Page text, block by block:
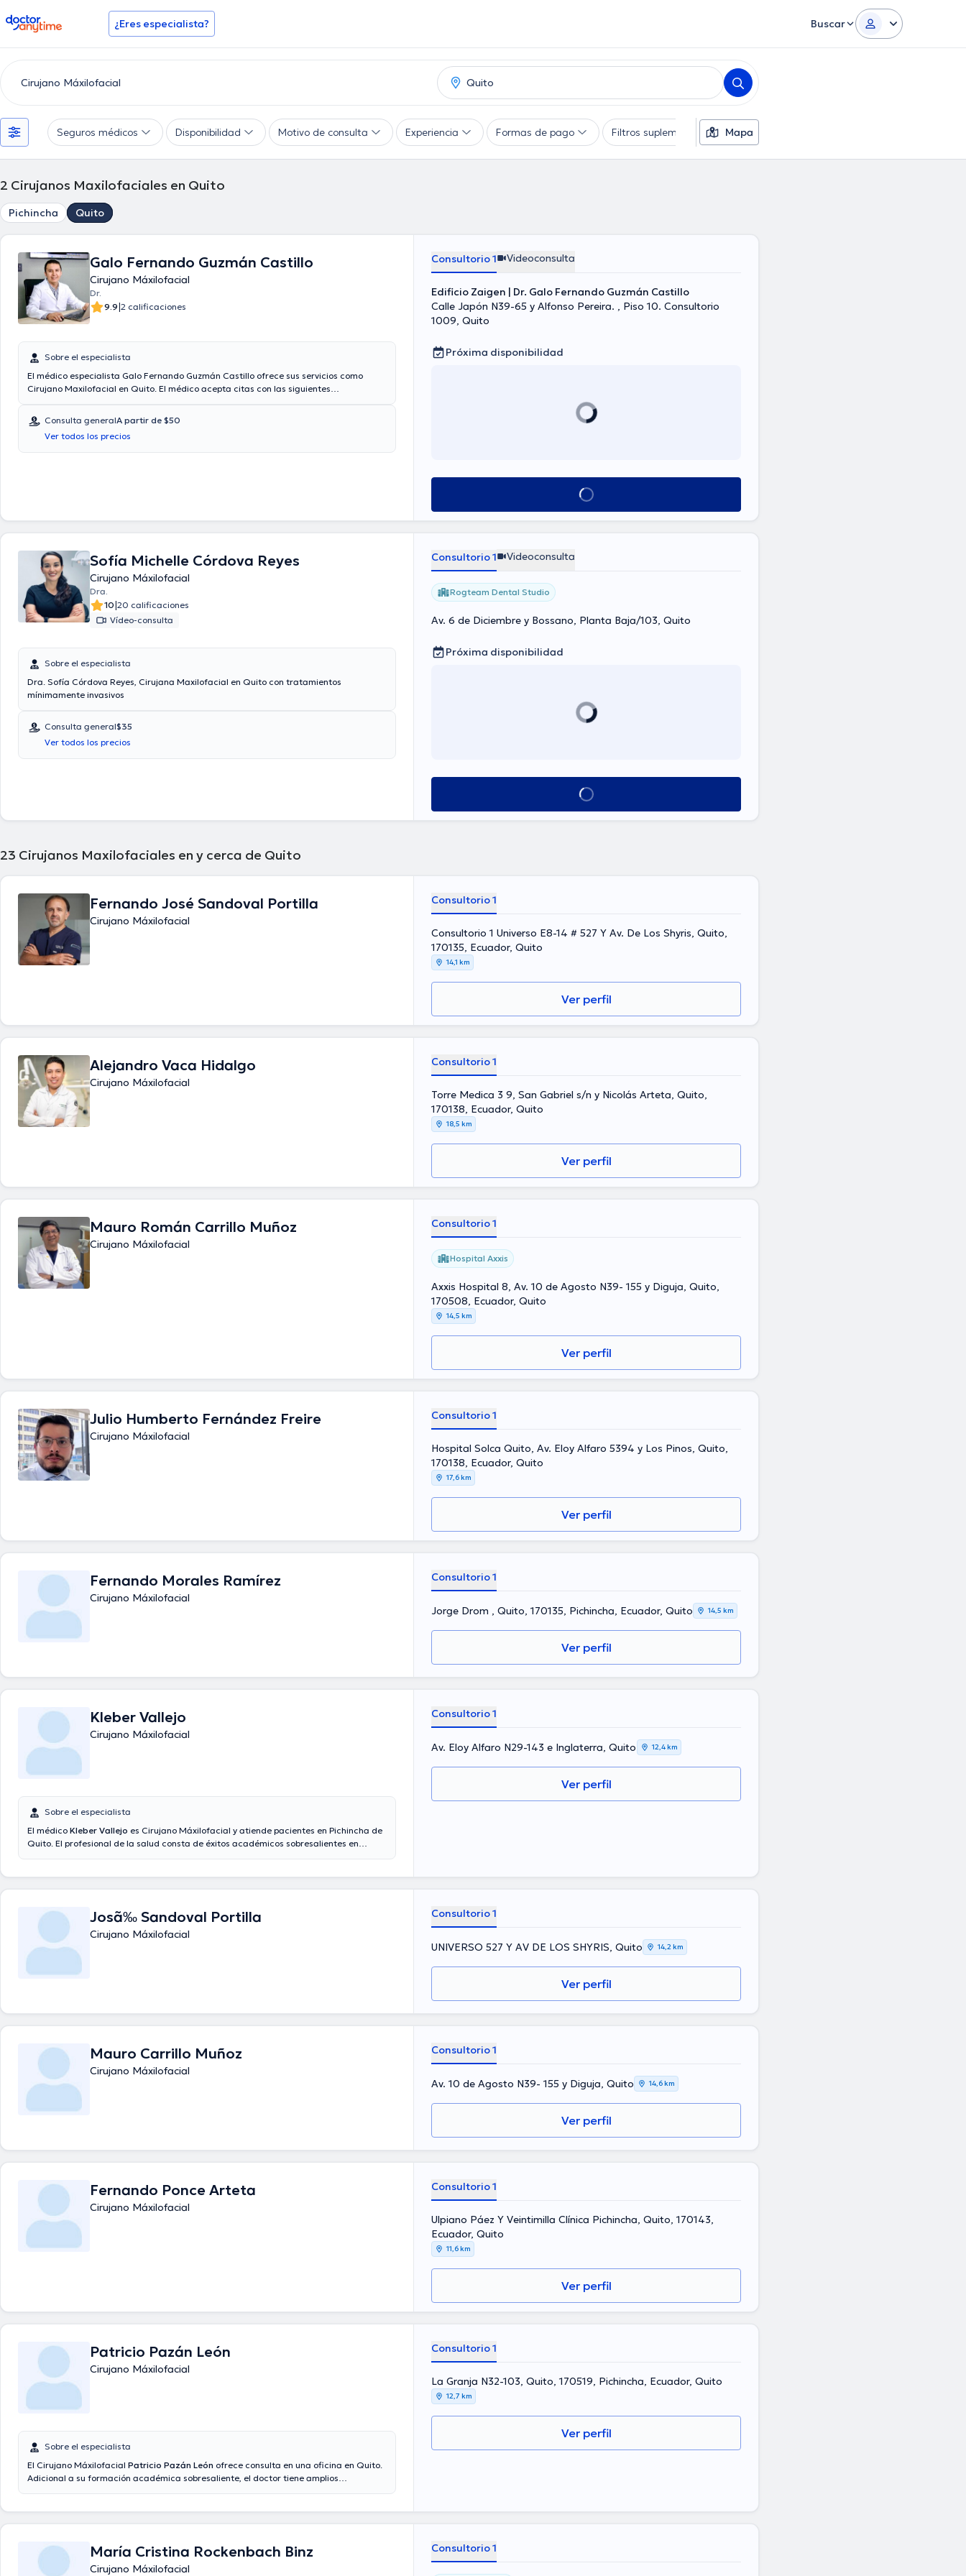
doctoranytime ¿Eres especialista? Buscar
Seguros médicos Disponibilidad Motivo de consulta Experiencia Formas de pago Filtros suplementarios Mapa
2 Cirujanos Maxilofaciales en Quito
Pichincha Quito
Galo Fernando Guzmán Castillo
Cirujano Máxilofacial
Dr.
9.9|2 calificaciones
Sobre el especialista
El médico especialista Galo Fernando Guzmán Castillo ofrece sus servicios como
Cirujano Maxilofacial en Quito. El médico acepta citas con las siguientes
Guzmán Castillo es de a partir de $50. Algunos de los servicios médicos ofrecidos en
el consultorio son: Extracción de las muelas del juicio, Aplicación de toxína botulinica,
Cirugía de prognatismo maxilar inferior, Implantes dentales.
Consulta generalA partir de $50
Ver todos los precios
Consultorio 1 Videoconsulta
Edificio Zaigen | Dr. Galo Fernando Guzmán Castillo
Calle Japón N39-65 y Alfonso Pereira. , Piso 10. Consultorio
1009, Quito
Próxima disponibilidad
Ver más horarios
Sofía Michelle Córdova Reyes
Cirujano Máxilofacial
Dra.
10|20 calificaciones
Vídeo-consulta
Sobre el especialista
Dra. Sofía Córdova Reyes, Cirujana Maxilofacial en Quito con tratamientos
mínimamente invasivos
Consulta general$35
Ver todos los precios
Consultorio 1 Videoconsulta
Rogteam Dental Studio
Av. 6 de Diciembre y Bossano, Planta Baja/103, Quito
Próxima disponibilidad
Ver más horarios
23 Cirujanos Maxilofaciales en y cerca de Quito
Fernando José Sandoval Portilla
Cirujano Máxilofacial
Consultorio 1
Consultorio 1 Universo E8-14 # 527 Y Av. De Los Shyris, Quito,
170135, Ecuador, Quito
14,1 km
Ver perfil
Alejandro Vaca Hidalgo
Cirujano Máxilofacial
Consultorio 1
Torre Medica 3 9, San Gabriel s/n y Nicolás Arteta, Quito,
170138, Ecuador, Quito
18,5 km
Ver perfil
Mauro Román Carrillo Muñoz
Cirujano Máxilofacial
Consultorio 1
Hospital Axxis
Axxis Hospital 8, Av. 10 de Agosto N39- 155 y Diguja, Quito,
170508, Ecuador, Quito
14,5 km
Ver perfil
Julio Humberto Fernández Freire
Cirujano Máxilofacial
Consultorio 1
Hospital Solca Quito, Av. Eloy Alfaro 5394 y Los Pinos, Quito,
170138, Ecuador, Quito
17,6 km
Ver perfil
Fernando Morales Ramírez
Cirujano Máxilofacial
Consultorio 1
Jorge Drom , Quito, 170135, Pichincha, Ecuador, Quito 14,5 km
Ver perfil
Kleber Vallejo
Cirujano Máxilofacial
Sobre el especialista
El médico Kleber Vallejo es Cirujano Máxilofacial y atiende pacientes en Pichincha de
Quito. El profesional de la salud consta de éxitos académicos sobresalientes en
tener una formación continua en su ámbito de especialización y ha anunciado
diferentes comunicados.
Consultorio 1
Av. Eloy Alfaro N29-143 e Inglaterra, Quito 12,4 km
Ver perfil
Josã‰ Sandoval Portilla
Cirujano Máxilofacial
Consultorio 1
UNIVERSO 527 Y AV DE LOS SHYRIS, Quito 14,2 km
Ver perfil
Mauro Carrillo Muñoz
Cirujano Máxilofacial
Consultorio 1
Av. 10 de Agosto N39- 155 y Diguja, Quito 14,6 km
Ver perfil
Fernando Ponce Arteta
Cirujano Máxilofacial
Consultorio 1
Ulpiano Páez Y Veintimilla Clínica Pichincha, Quito, 170143,
Ecuador, Quito
11,6 km
Ver perfil
Patricio Pazán León
Cirujano Máxilofacial
Sobre el especialista
El Cirujano Máxilofacial Patricio Pazán León ofrece consulta en una oficina en Quito.
Adicional a su formación académica sobresaliente, el doctor tiene amplios
especialización y ha difundido numerosas publicaciones.
Consultorio 1
La Granja N32-103, Quito, 170519, Pichincha, Ecuador, Quito
12,7 km
Ver perfil
María Cristina Rockenbach Binz
Cirujano Máxilofacial
Consultorio 1